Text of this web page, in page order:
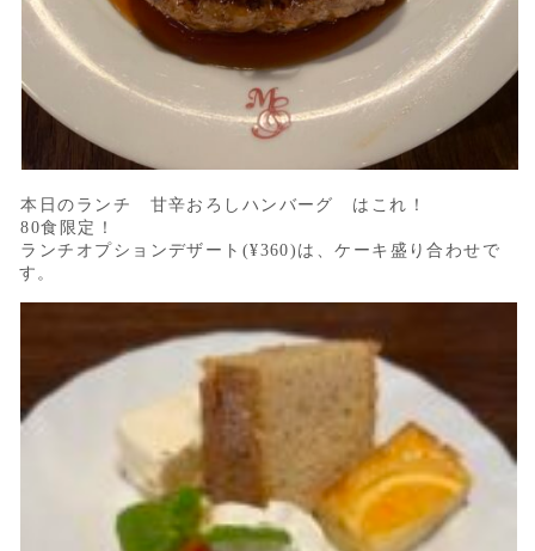
本日のランチ 甘辛おろしハンバーグ はこれ！
80食限定！
ランチオプションデザート(¥360)は、ケーキ盛り合わせで
す。